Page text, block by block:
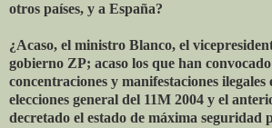
otros países, y a España?
¿Acaso, el ministro Blanco, el
gobierno ZP; acaso los que han
concentraciones y manifestaciones ilegales
elecciones general del 11M 2004 y el
decretado el estado de máxima seguridad